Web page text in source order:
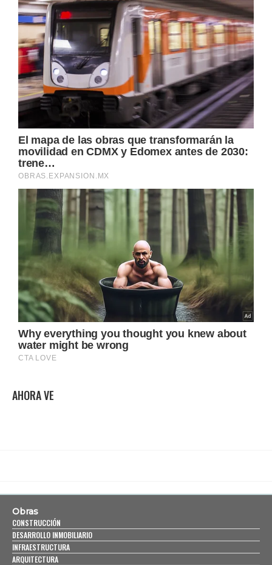
AHORA VE
Obras
CONSTRUCCIÓN
DESARROLLO INMOBILIARIO
INFRAESTRUCTURA
ARQUITECTURA